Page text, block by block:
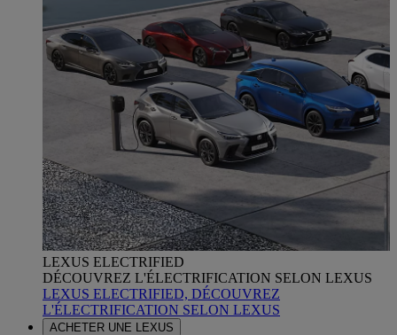
LEXUS ELECTRIFIED
DÉCOUVREZ L'ÉLECTRIFICATION SELON LEXUS
LEXUS ELECTRIFIED, DÉCOUVREZ
L'ÉLECTRIFICATION SELON LEXUS
ACHETER UNE LEXUS